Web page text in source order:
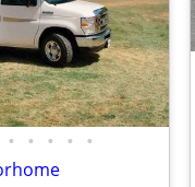
• • • • •